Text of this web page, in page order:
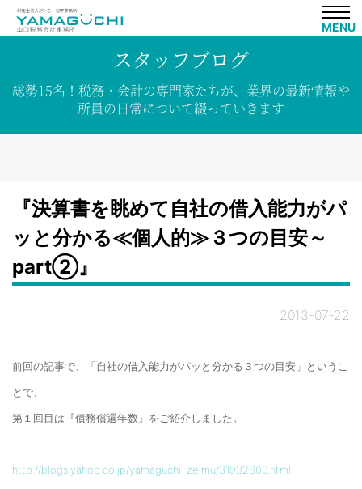
MENU
スタッフブログ
総勢15名！ 税務・会計の専門家たちが、 業界の最新情報や
所員の日常について綴っていきます
『決算書を眺めて自社の借入能力がパ
ッと分かる≪個人的≫３つの目安～
part②』
2013-07-22
前回の記事で、「自社の借入能力がパッと分かる３つの目安」というこ
とで、
第１回目は『債務償還年数』をご紹介しました。
http://blogs.yahoo.co.jp/yamaguchi_zeimu/31932800.html